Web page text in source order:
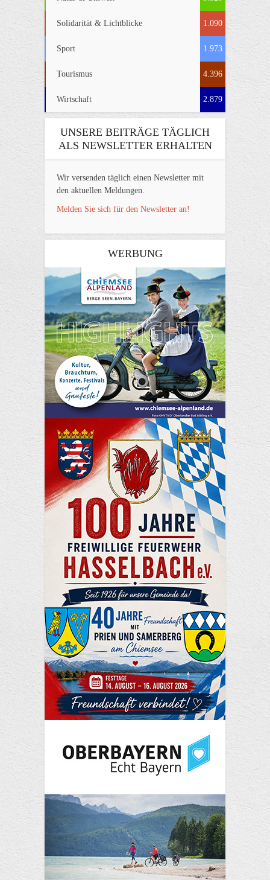
Solidarität & Lichtblicke 1.090
Sport 1.973
Tourismus 4.396
Wirtschaft 2.879
UNSERE BEITRÄGE TÄGLICH
ALS NEWSLETTER ERHALTEN
Wir versenden täglich einen Newsletter mit
den aktuellen Meldungen.
Melden Sie sich für den Newsletter an!
WERBUNG